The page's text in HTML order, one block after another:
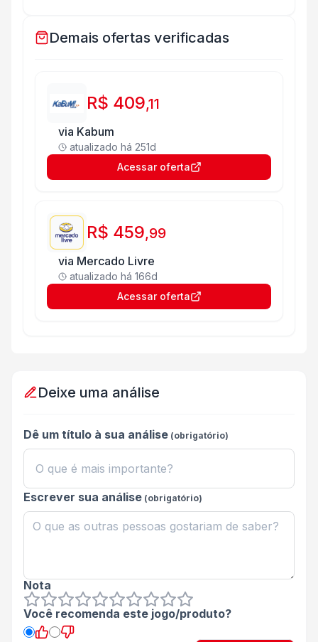
Demais ofertas verificadas
R$ 409,11
via Kabum
atualizado há 251d
Acessar oferta
R$ 459,99
via Mercado Livre
atualizado há 166d
Acessar oferta
Deixe uma análise
Dê um título à sua análise (obrigatório)
Escrever sua análise (obrigatório)
Nota
Você recomenda este jogo/produto?